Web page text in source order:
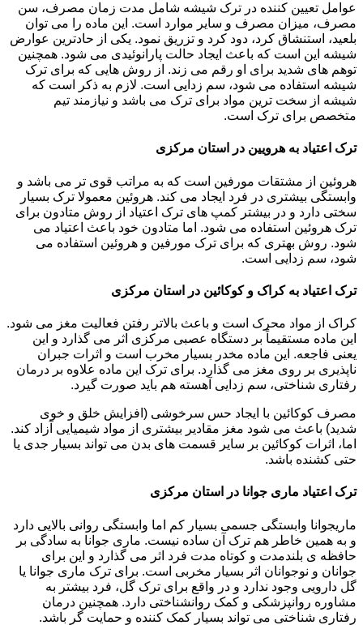
عوامل تعیین کننده در ترک شیشه شامل مدت زمان مصرف، سن
مصرف، میزان مصرف و سایر موارد است. این ماده را می توان
بلعید، استنشاق کرد، دود کرد و تزریق نمود. یکی از حادترین عوارض
شیشه این است که باعث ایجاد حالت پارانوئیدی می شود. همچنین
توهم های شدید برای او رقم می زند. از روش هایی که برای ترک
شیشه استفاده می شود، سم زدایی است. لازم به ذکر است که
شیشه از سخت ترین مواد برای ترک می باشد و نیازمند تیم
متخصص برای ترک است.
ترک اعتیاد به هرویین در استان مرکزی
هروئین از مشتقات مورفین است که به مراتب قوی تر می باشد و
وابستگی بیشتری در فرد ایجاد می کند. هروئین معمولا ترک بسیار
سختی دارد و در بیشتر کمپ های ترک اعتیاد از روش متادون برای
ترک هروئین استفاده می شود. اما متادون خود باعث اعتیاد می
شود. روش بهتری که برای ترک مورفین و هروئین استفاده می
شود، سم زدایی است.
ترک اعتیاد به کراک و کوکائین در استان مرکزی
کراک از مواد محرک است و باعث بالاتر رفتن فعالیت مغز می شود.
این ماده مستقیماً بر دستگاه عصبی مرکزی اثر می گذارد و این
یعنی فاجعه. این ماده مخدر بسیار مخرب است و اثرات جبران
ناپذیری بر روی مغز می گذارد. برای ترک این ماده علاوه بر درمان
رفتاری شناختی، سم زدایی آهسته هم باید صورت گیرد.
مصرف کوکائین با ایجاد حس سرخوشی (افزایش خلق و خوی
شدید) باعث می شود مغز مقادیر بیشتری از مواد شیمیایی آزاد کند.
اما، اثرات کوکائین بر سایر قسمت های بدن می تواند بسیار جدی یا
حتی کشنده باشد.
ترک اعتیاد ماری جوانا در استان مرکزی
ماریجوانا وابستگی جسمی بسیار کم اما وابستگی روانی بالایی دارد
و به همین خاطر هم ترک آن ساده نیست. ماری جوانا به سادگی بر
حافظه ی بلندمدت و کوتاه مدت فرد اثر می گذارد و این برای
جوانان و نوجوانان اثر بسیار مخربی است. برای ترک ماری جوانا یا
گل دارویی وجود ندارد و در واقع برای ترک گل، فرد بیشتر به
مشاوره روانپزشکی و کمک روانشناختی دارد. همچنین درمان
رفتاری شناختی می تواند بسیار کمک کننده و حمایت گر باشد.